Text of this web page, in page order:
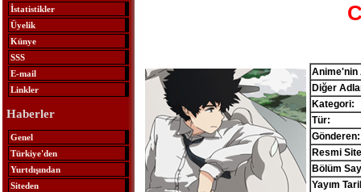
İstatistikler
Üyelik
Künye
SSS
E-mail
Linkler
Haberler
Genel
Türkiye'den
Yurtdışından
Siteden
Anime'nin
Diğer
Kategori:
Tür:
Gönderen:
Resmi
Bölüm
Yayım